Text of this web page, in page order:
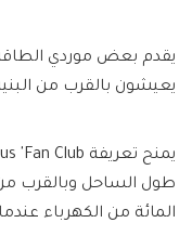
يقدم بعض موردي
يعيشون بالقرب من
المائة من الكهرباء